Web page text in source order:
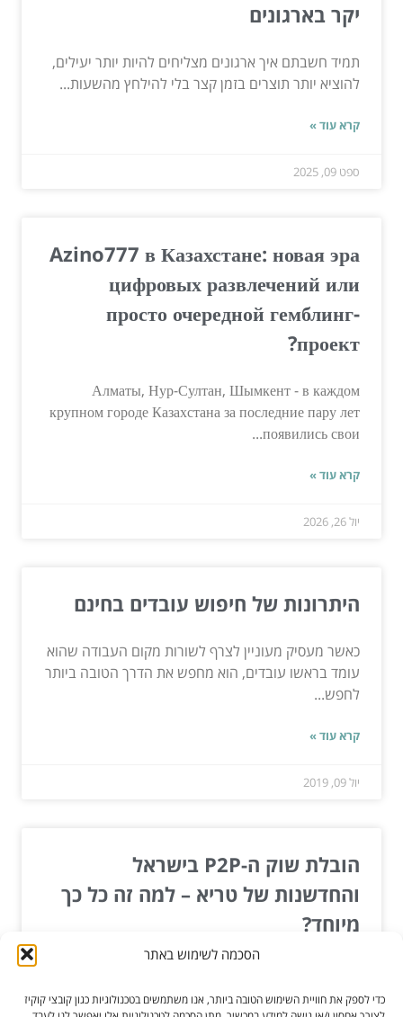
הסכמה לשימוש באתר
כדי לספק את חוויית השימוש הטובה ביותר, אנו משתמשים בטכנולוגיות כגון קובצי קוקיז
יקר בארגונים
תמיד חשבתם איך ארגונים מצליחים להיות יותר יעילים,
להוציא יותר תוצרים בזמן קצר בלי להילחץ מהשעות...
קרא עוד »
ספט 09, 2025
Azino777 в Казахстане: новая эра
цифровых развлечений или
просто очередной гемблинг-
проект?
Алматы, Нур-Султан, Шымкент - в каждом
крупном городе Казахстана за последние пару лет
появились свои...
קרא עוד »
יול 26, 2026
היתרונות של חיפוש עובדים בחינם
כאשר מעסיק מעוניין לצרף לשורות מקום העבודה שהוא
עומד בראשו עובדים, הוא מחפש את הדרך הטובה ביותר
לחפש...
קרא עוד »
יול 09, 2019
הובלת שוק ה-P2P בישראל
והחדשנות של טריא – למה זה כל כך
מיוחד?
של בנקים, עמלות וניירת – הגיע הזמן להכיר את עולם